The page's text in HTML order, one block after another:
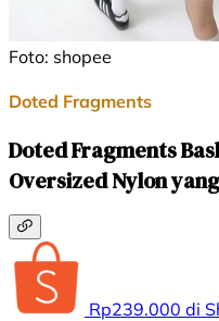
Foto: shopee
Doted Fragments
Doted Fragments
Oversized Nylon
Rp239.000 di